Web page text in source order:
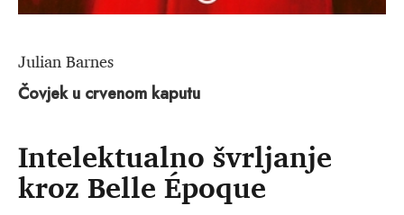
Julian Barnes
Čovjek u crvenom kaputu
Intelektualno švrljanje
kroz Belle Époque